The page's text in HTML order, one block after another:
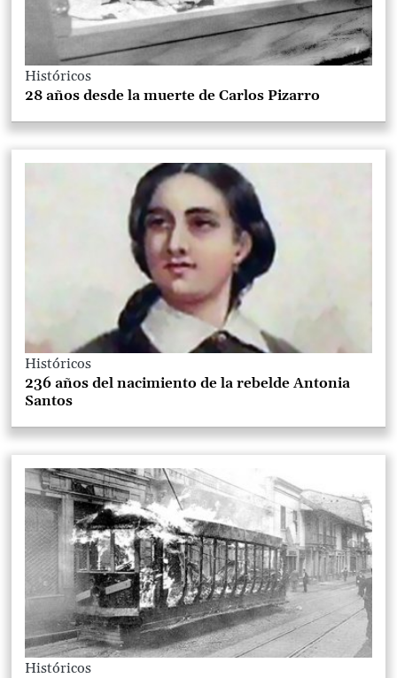
Históricos
28 años desde la muerte de Carlos Pizarro
Históricos
236 años del nacimiento de la rebelde Antonia
Santos
Históricos